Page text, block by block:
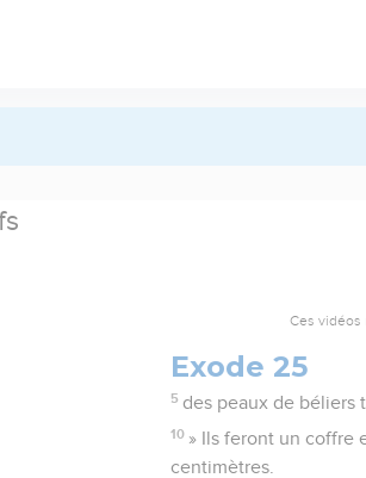
Ces vidéos
Exode 25
5 des peaux de béliers
10 » Ils feront un coffre
centimètres.